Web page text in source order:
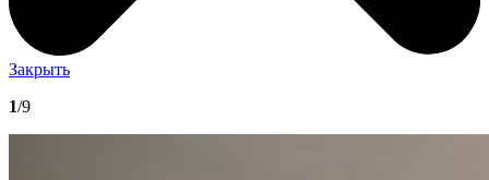
Закрыть
1/9